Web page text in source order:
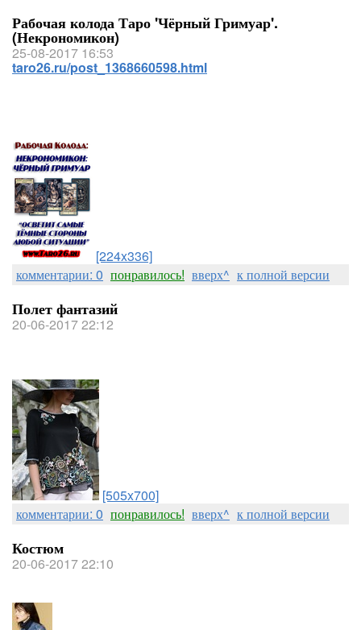
Рабочая колода Таро 'Чёрный Гримуар'.
(Некрономикон)
25-08-2017 16:53
taro26.ru/post_1368660598.html
[224x336]
комментарии: 0 понравилось! вверх^ к полной версии
Полет фантазий
20-06-2017 22:12
[505x700]
комментарии: 0 понравилось! вверх^ к полной версии
Костюм
20-06-2017 22:10